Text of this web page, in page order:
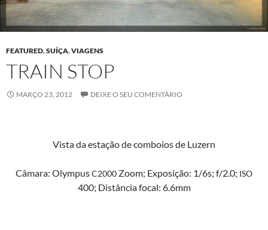
FEATURED,SUÍÇA,VIAGENS
TRAIN STOP
MARÇO 23, 2012 DEIXE O SEU COMENTÁRIO
Vista da estação de com­boios de Luzern
Câmara: Olym­pusC2000 Zoom; Exposição: 1/6s; f/2.0; ISO
400; Dis­tân­cia focal: 6.6mm